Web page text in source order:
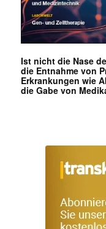
Ist nicht die Nase
die Entnahme von
Erkrankungen wie
die Gabe von